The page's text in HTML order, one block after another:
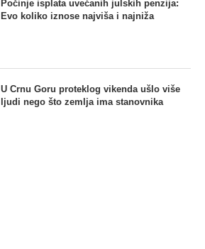
Počinje isplata uvećanih julskih penzija:
Evo koliko iznose najviša i najniža
U Crnu Goru proteklog vikenda ušlo više
ljudi nego što zemlja ima stanovnika